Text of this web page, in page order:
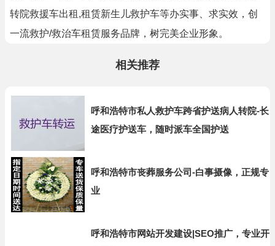
转院救援车出租,租赁新生儿救护车等办实事、求实效，创
一流救护/救治车租赁服务品牌，树完美企业形象。
相关推荐
呼和浩特市私人救护车跨省护送病人转院-长
途医疗护送车，随时派车全国护送
呼和浩特市丧葬服务公司-白事摄像，正规专
业
呼和浩特市网站开发建设|SEO推广，专业开